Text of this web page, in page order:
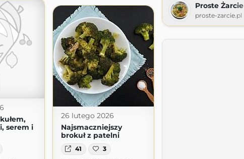
Proste Żarcie
proste-zarcie.pl
serem i
26 lutego 2026
Najsmaczniejszy
brokuł z patelni
41 3